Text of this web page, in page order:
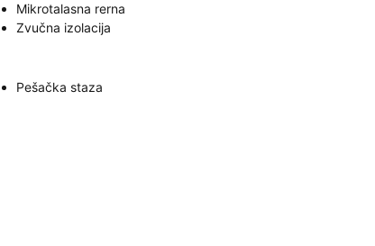
Mikrotalasna rerna
Zvučna izolacija
Pešačka staza